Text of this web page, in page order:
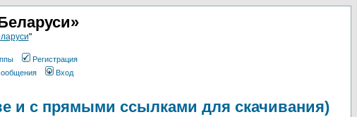
"
Регистрация
Вход
и с прямыми ссылками для скачивания)